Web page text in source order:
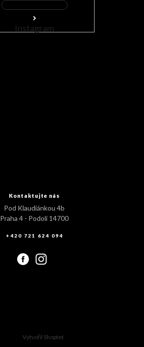
Instagram
Kontaktujte nás
Pod Klaudiánkou 4b
Praha 4 - Podolí 14700
+420 721 624 094
Vytvořil Shoptet